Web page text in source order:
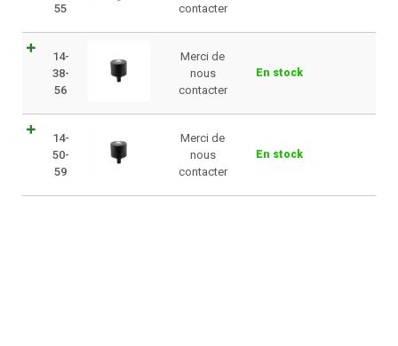
55 contacter
14-
38-
56
Merci de
nous
contacter
En stock
14-
50-
59
Merci de
nous
contacter
En stock